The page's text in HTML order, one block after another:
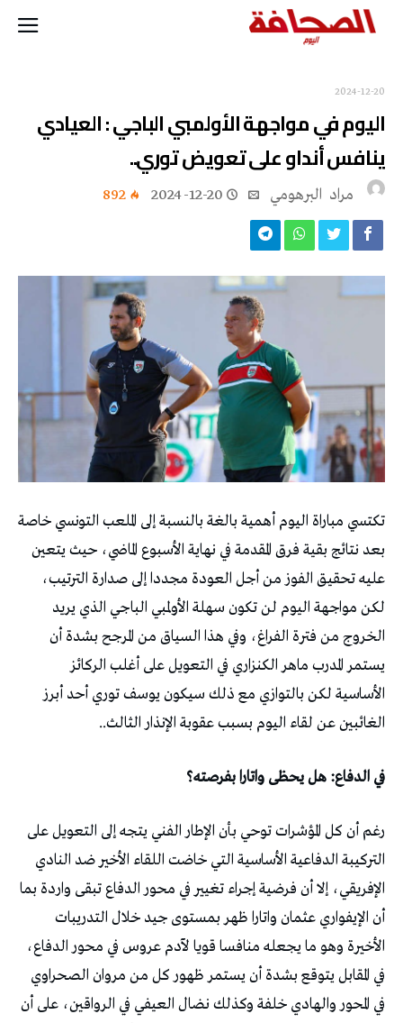
2024-12-20
اليوم في مواجهة الأولمبي الباجي : العيادي
ينافس أنداو على تعويض توري..
مراد‭ ‬ البرهومي 2024-12-20
892
تكتسي مباراة اليوم أهمية بالغة بالنسبة إلى الملعب التونسي خاصة
بعد نتائج بقية فرق المقدمة في نهاية الأسبوع الماضي، حيث يتعين
عليه تحقيق الفوز من أجل العودة مجددا إلى صدارة الترتيب،
لكن مواجهة اليوم لن تكون سهلة الأولمبي الباجي الذي يريد
الخروج من فترة الفراغ، وفي هذا السياق من المرجح بشدة أن
يستمر المدرب ماهر الكنزاري في التعويل على أغلب الركائز
الأساسية لكن بالتوازي مع ذلك سيكون يوسف توري أحد أبرز
الغائبين عن لقاء اليوم بسبب عقوبة الإنذار الثالث..
في الدفاع: هل يحظى واتارا بفرصته؟
رغم أن كل المؤشرات توحي بأن الإطار الفني يتجه إلى التعويل على
التركيبة الدفاعية الأساسية التي خاضت اللقاء الأخير ضد النادي
الإفريقي، إلا أن فرضية إجراء تغيير في محور الدفاع تبقى واردة بما
أن الإيفواري عثمان واتارا ظهر بمستوى جيد خلال التدريبات
الأخيرة وهو ما يجعله منافسا قويا لآدم عروس في محور الدفاع،
في المقابل يتوقع بشدة أن يستمر ظهور كل من مروان الصحراوي
في المحور والهادي خلفة وكذلك نضال العيفي في الرواقين، على أن